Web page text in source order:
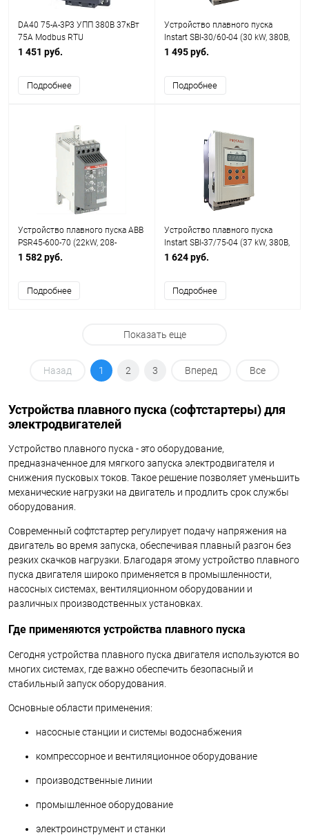
DA40 75-A-3P3 УПП 380В 37кВт
75A Modbus RTU
1 451 руб.
Подробнее
Устройство плавного пуска
Instart SBI-30/60-04 (30 kW, 380В,
60А)
1 495 руб.
Подробнее
Устройство плавного пуска ABB
PSR45-600-70 (22kW, 208-
600VAC, 45А, Uупр.=100-
1 582 руб.
Подробнее
Устройство плавного пуска
Instart SBI-37/75-04 (37 kW, 380В,
75А)
1 624 руб.
Подробнее
Показать еще
Назад 1 2 3 Вперед Все
Устройства плавного пуска (софтстартеры) для
электродвигателей
Устройство плавного пуска - это оборудование,
предназначенное для мягкого запуска электродвигателя и
снижения пусковых токов. Такое решение позволяет уменьшить
механические нагрузки на двигатель и продлить срок службы
оборудования.
Современный софтстартер регулирует подачу напряжения на
двигатель во время запуска, обеспечивая плавный разгон без
резких скачков нагрузки. Благодаря этому устройство плавного
пуска двигателя широко применяется в промышленности,
насосных системах, вентиляционном оборудовании и
различных производственных установках.
Где применяются устройства плавного пуска
Сегодня устройства плавного пуска двигателя используются во
многих системах, где важно обеспечить безопасный и
стабильный запуск оборудования.
Основные области применения:
насосные станции и системы водоснабжения
компрессорное и вентиляционное оборудование
производственные линии
промышленное оборудование
электроинструмент и станки